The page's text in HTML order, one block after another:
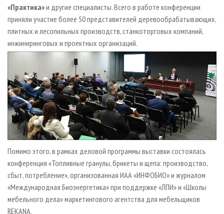
«Практика»и другие специалисты. Всего в работе конференции
приняли участие более 50 представителей деревообрабатывающих,
плитных и лесопильных производств, станкоторговых компаний,
инжиниринговых и проектных организаций.
Помимо этого, в рамках деловой программы выставки состоялась
конференция «Топливные гранулы, брикеты и щепа: производство,
сбыт, потребление», организованная ИАА «ИНФОБИО» и журналом
«Международная Биоэнергетика» при поддержке «ЛПИ» и «Школы
мебельного дела» маркетингового агентства для мебельщиков
REKANA.